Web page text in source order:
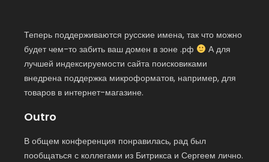
Теперь поддерживаются русские имена, так что можно
будет чем-то забить ваш домен в зоне .рф
А для
лучшей индексируемости сайта поисковиками
внедрена поддержка микроформатов, например, для
товаров в интернет-магазине.
Outro
В общем конференция понравилась, рад был
пообщаться с коллегами из Битрикса и Сергеем лично.